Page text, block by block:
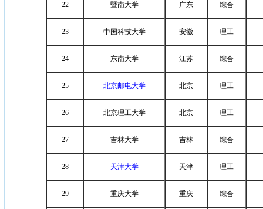
22 暨南大学 广东 综合
23 中国科技大学 安徽 理工
24 东南大学 江苏 综合
25 北京邮电大学 北京 理工
26 北京理工大学 北京 理工
27 吉林大学 吉林 综合
28 天津大学 天津 理工
29 重庆大学 重庆 综合